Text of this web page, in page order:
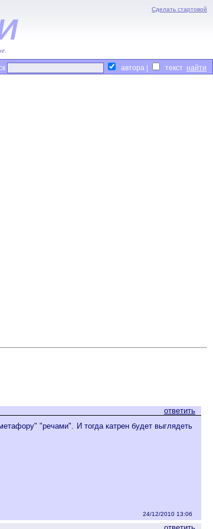
Сделать стартовой
автора | текст
ответить
"речами". И тогда катрен будет выглядеть
24/12/2010 13:06